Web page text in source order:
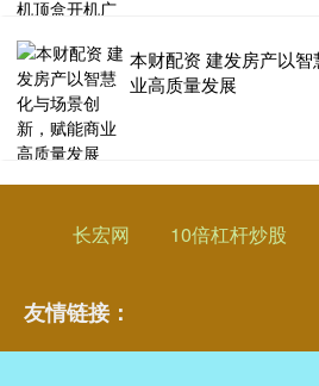
本财配资 建发房产以
业高质量发展
长宏网 10倍杠杆炒股
友情链接：